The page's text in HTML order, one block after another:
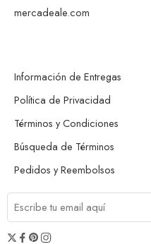
mercadeale.com
Información de Entregas
Política de Privacidad
Términos y Condiciones
Búsqueda de Términos
Pedidos y Reembolsos